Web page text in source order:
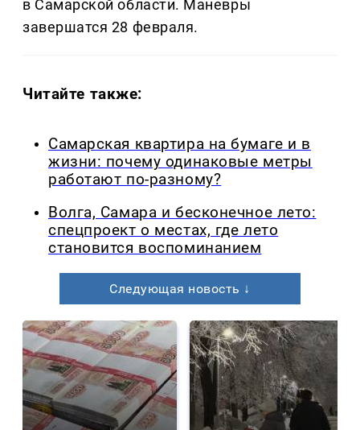
в Самарской области. Маневры
завершатся 28 февраля.
Читайте также:
Самарская квартира на бумаге и в
жизни: почему одинаковые метры
работают по-разному?
Волга, Самара и бесконечное лето:
спецпроект о местах, где лето
становится воспоминанием
Следующая новость ↓